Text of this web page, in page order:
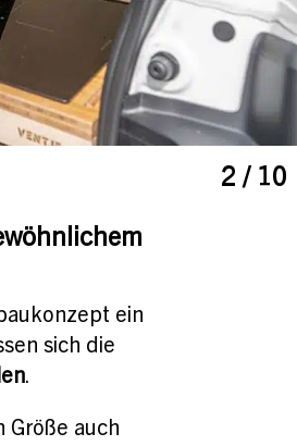
2 / 10
ein
sich die
.
Größe auch